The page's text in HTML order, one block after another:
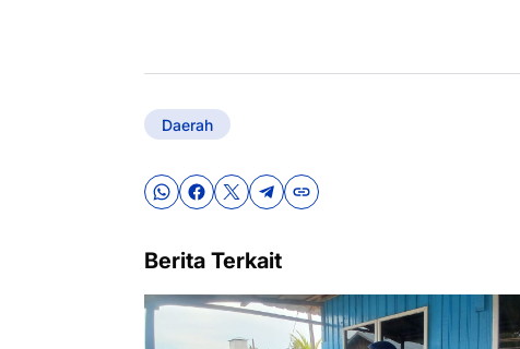
Daerah
Berita Terkait